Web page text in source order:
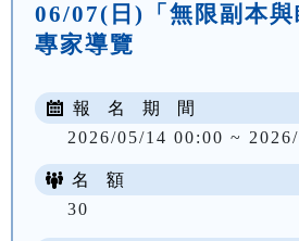
06/07(日)「無限副本與
專家導覽
報 名 期 間
2026/05/14 00:00 ~
名 額
30